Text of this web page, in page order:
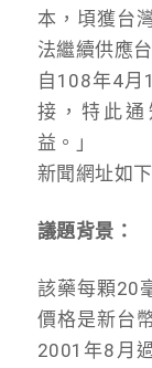
本，頃獲台
法繼續供應
自108年4月
接，特此
益。」
新聞網址如
議題背景：
該藥每顆20
價格是新台
2001年8月